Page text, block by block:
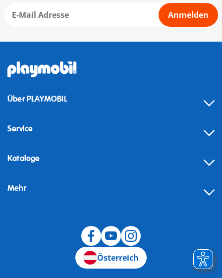
Anmelden
Über PLAYMOBIL
Service
Kataloge
Mehr
Österreich